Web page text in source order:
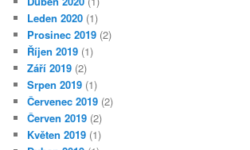
Leden 2020 (1)
Prosinec 2019 (2)
Říjen 2019 (1)
Září 2019 (2)
Srpen 2019 (1)
Červenec 2019 (2)
Červen 2019 (2)
Květen 2019 (1)